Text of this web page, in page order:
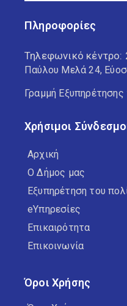
Πληροφορίες
Τηλεφωνικό κέντρο:
Παύλου Μελά 24,
Γραμμή
Χρήσιμοι
Αρχική
Ο Δήμος μας
Εξυπηρέτηση του
eΥπηρεσίες
Επικαιρότητα
Επικοινωνία
Όροι Χρήσης